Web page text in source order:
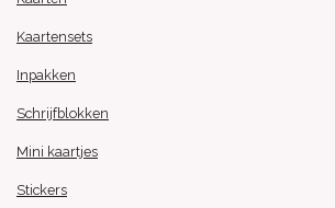
Kaartensets
Inpakken
Schrijfblokken
Mini kaartjes
Stickers